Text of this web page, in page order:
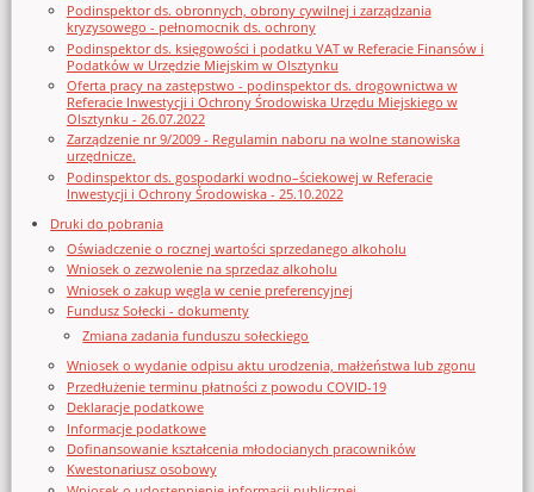
Podinspektor ds. obronnych, obrony cywilnej i zarządzania
kryzysowego - pełnomocnik ds. ochrony
Podinspektor ds. księgowości i podatku VAT w Referacie Finansów i
Podatków w Urzędzie Miejskim w Olsztynku
Oferta pracy na zastępstwo - podinspektor ds. drogownictwa w
Referacie Inwestycji i Ochrony Środowiska Urzędu Miejskiego w
Olsztynku - 26.07.2022
Zarządzenie nr 9/2009 - Regulamin naboru na wolne stanowiska
urzędnicze.
Podinspektor ds. gospodarki wodno–ściekowej w Referacie
Inwestycji i Ochrony Środowiska - 25.10.2022
Druki do pobrania
Oświadczenie o rocznej wartości sprzedanego alkoholu
Wniosek o zezwolenie na sprzedaz alkoholu
Wniosek o zakup węgla w cenie preferencyjnej
Fundusz Sołecki - dokumenty
Zmiana zadania funduszu sołeckiego
Wniosek o wydanie odpisu aktu urodzenia, małżeństwa lub zgonu
Przedłużenie terminu płatności z powodu COVID-19
Deklaracje podatkowe
Informacje podatkowe
Dofinansowanie kształcenia młodocianych pracowników
Kwestonariusz osobowy